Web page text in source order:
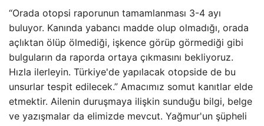
“Orada otopsi raporunun tamamlanması 3-4 ayı
buluyor. Kanında yabancı madde olup olmadığı, orada
açlıktan ölüp ölmediği, işkence görüp görmediği gibi
bulguların da raporda ortaya çıkmasını bekliyoruz.
Hızla ilerleyin. Türkiye'de yapılacak otopside de bu
unsurlar tespit edilecek.” Amacımız somut kanıtlar elde
etmektir. Ailenin duruşmaya ilişkin sunduğu bilgi, belge
ve yazışmalar da elimizde mevcut. Yağmur'un şüpheli